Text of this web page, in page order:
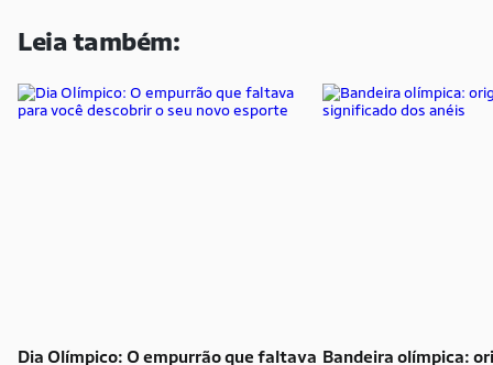
Leia também:
Dia Olímpico: O empurrão que faltava Bandeira olímpica: